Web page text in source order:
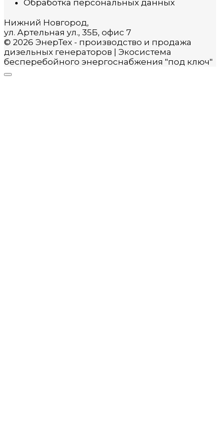
Обработка персональных данных
Нижний Новгород,
ул. Артельная ул., 35Б, офис 7
© 2026 ЭнерТех - производство и продажа
дизельных генераторов | Экосистема
бесперебойного энергоснабжения "под ключ"